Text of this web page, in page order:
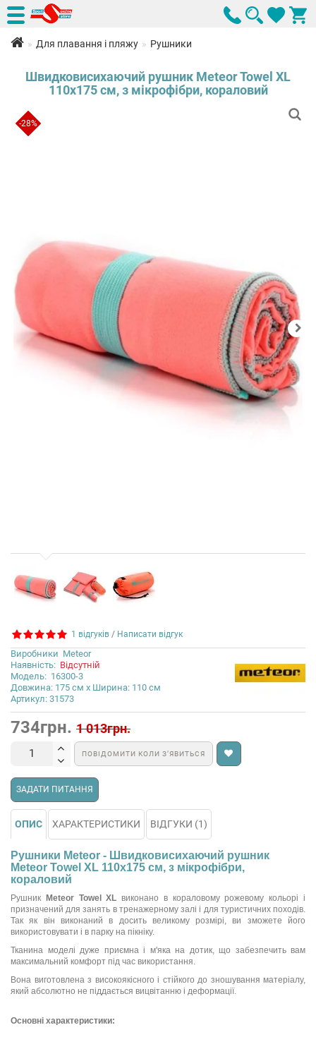
Для плавання і пляжу Рушники
Швидковисихаючий рушник Meteor Towel XL
110х175 см, з мікрофібри, кораловий
-28%
1 відгуків / Написати відгук
Виробники Meteor
Наявність: Відсутній
Модель: 16300-3
Довжина: 175 см x Ширина: 110 см
Артикул: 31573
734грн. 1 013грн.
ПОВІДОМИТИ КОЛИ З’ЯВИТЬСЯ
ЗАДАТИ ПИТАННЯ
ОПИС ХАРАКТЕРИСТИКИ ВІДГУКИ (1)
Рушники Meteor - Швидковисихаючий рушник
Meteor Towel XL 110х175 см, з мікрофібри,
кораловий
Рушник Meteor Towel XL виконано в кораловому рожевому кольорі і
призначений для занять в тренажерному залі і для туристичних походів.
Так як він виконаний в досить великому розмірі, ви зможете його
використовувати і в парку на пікніку.
Тканина моделі дуже приємна і м'яка на дотик, що забезпечить вам
максимальний комфорт під час використання.
Вона виготовлена з високоякісного і стійкого до зношування матеріалу,
який абсолютно не піддається вицвітанню і деформації.
Основні характеристики: